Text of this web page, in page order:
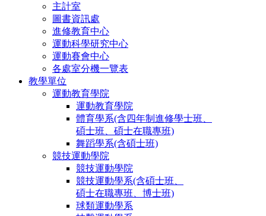
主計室
圖書資訊處
進修教育中心
運動科學研究中心
運動賽會中心
各處室分機一覽表
教學單位
運動教育學院
運動教育學院
體育學系(含四年制進修學士班、
碩士班、碩士在職專班)
舞蹈學系(含碩士班)
競技運動學院
競技運動學院
競技運動學系(含碩士班、
碩士在職專班、博士班)
球類運動學系